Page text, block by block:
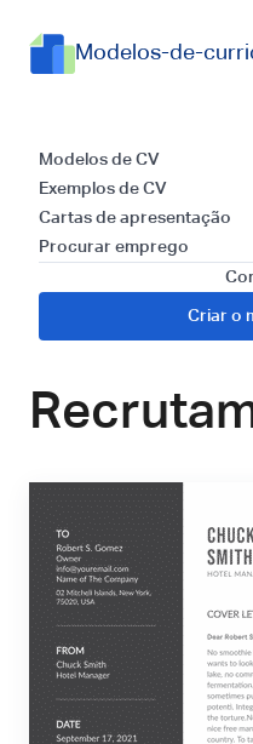
Modelos-de-
Modelos de CV
Exemplos de CV
Cartas de apresentação
Procurar emprego
Criar o
Modelos
Escrever
de
para